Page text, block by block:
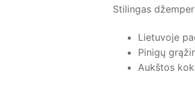
Stilingas
Lietuvoje
Pinigų
Aukštos